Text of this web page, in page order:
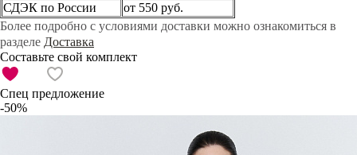
СДЭК по России
от 550 руб.
Более подробно с условиями доставки можно ознакомиться в
разделе Доставка
Составьте свой комплект
Спец предложение
-50%